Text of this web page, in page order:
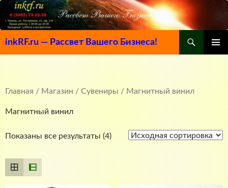
inkRF.ru — Рассвет Вашего Бизнеса!
МЕНЮ
К
СОДЕРЖИМОМУ
Главная/Магазин/Сувениры/ Магнитный винил
Магнитный винил
Показаны все результаты (4)